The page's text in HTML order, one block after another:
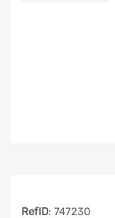
RefID: 747230